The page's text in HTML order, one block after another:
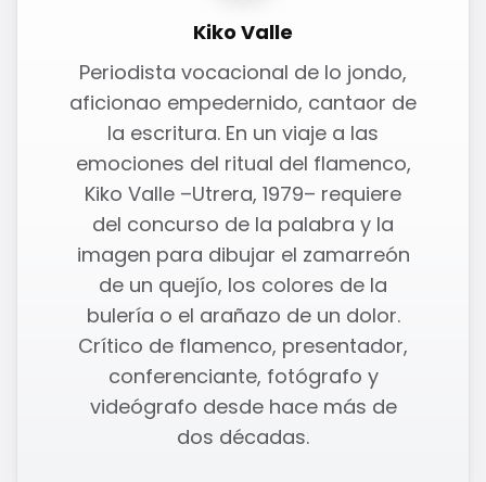
Kiko Valle
Periodista vocacional de lo jondo,
aficionao empedernido, cantaor de
la escritura. En un viaje a las
emociones del ritual del flamenco,
Kiko Valle –Utrera, 1979– requiere
del concurso de la palabra y la
imagen para dibujar el zamarreón
de un quejío, los colores de la
bulería o el arañazo de un dolor.
Crítico de flamenco, presentador,
conferenciante, fotógrafo y
videógrafo desde hace más de
dos décadas.